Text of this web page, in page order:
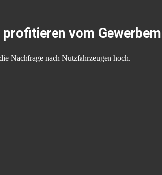
vom
Nachfrage nach Nutzfahrzeugen hoch.